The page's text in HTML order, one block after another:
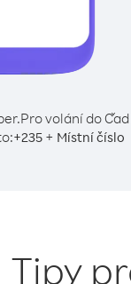
Pro volání do Čad
+235 + Místní číslo
Tipy